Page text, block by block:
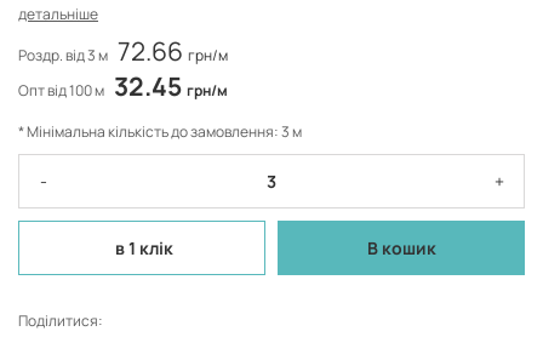
детальніше
Роздр. від 3 м 72.66 грн/м
Опт від 100 м 32.45 грн/м
* Мінімальна кількість до замовлення: 3 м
- +
в 1 клік В кошик
Поділитися: